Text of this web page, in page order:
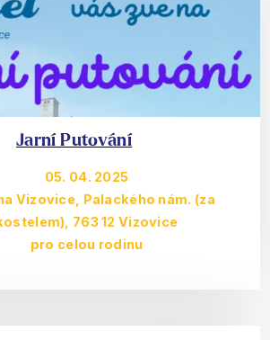
Jarní Putování
05. 04. 2025
Vizovice, Palackého nám. (za
763 12 Vizovice
pro celou rodinu